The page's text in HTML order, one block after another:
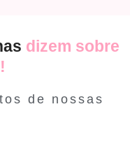
dizem sobre
de nossas